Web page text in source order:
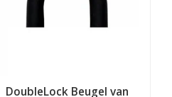
DoubleLock Beugel van